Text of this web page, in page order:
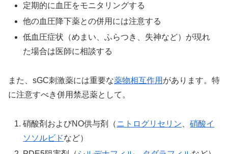
定期的に血圧をモニタリングする
他の血圧降下薬との併用には注意する
低血圧症状（めまい、ふらつき、失神など）が現れ
た場合は医師に相談する
また、sGC刺激薬には重要な薬物相互作用 があります。特
に注意すべき併用禁忌薬として。
硝酸剤およびNO供与剤（ニトログリセリン 、硝酸イ
ソソルビドなど）